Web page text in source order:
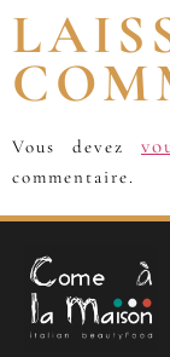
Vous devez
commentaire.